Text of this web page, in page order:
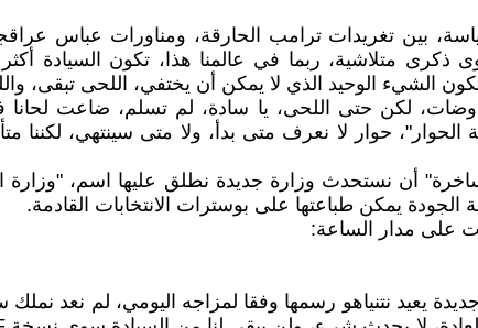
بين تغريدات ترامب الحارقة، ومناورات عباس
ذكرى متلاشية، ربما في عالمنا هذا، تكون السيادة
الشيء الوحيد الذي لا يمكن أن يختفي، اللحى تبقى،
لكن حتى اللحى، يا سادة، لم تسلم، ضاعت لحانا
الحوار"، حوار لا نعرف متى بدأ، ولا متى سينتهي،
أن نستحدث وزارة جديدة نطلق عليها اسم، "وزارة
الجودة يمكن طباعتها على بوسترات الانتخابات القادمة.
على مدار الساعة:
يعيد نتنياهو رسمها وفقا لمزاجه اليومي، لم نعد